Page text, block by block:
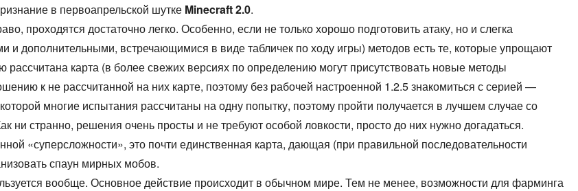
в первоапрельской шутке Minecraft 2.0.
проходятся достаточно легко. Особенно, если не только хорошо подготовить атаку, но и слегка
дополнительными, встречающимися в виде табличек по ходу игры) методов есть те, которые упрощают
карта (в более свежих версиях по определению могут присутствовать новые методы
к не рассчитанной на них карте, поэтому без рабочей настроенной 1.2.5 знакомиться с серией —
многие испытания рассчитаны на одну попытку, поэтому пройти получается в лучшем случае со
ни странно, решения очень просты и не требуют особой ловкости, просто до них нужно догадаться.
«суперсложности», это почти единственная карта, дающая (при правильной последовательности
спаун мирных мобов.
вообще. Основное действие происходит в обычном мире. Тем не менее, возможности для фарминга